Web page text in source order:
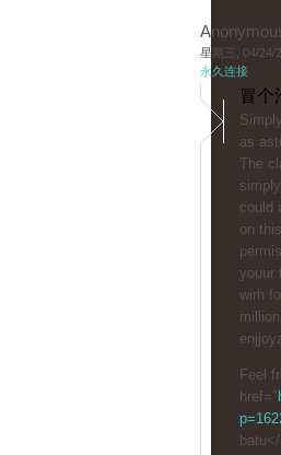
星期三, 04/24/
永久连接
冒个
as
The
could
on
youur
wіrh
Feel
href="